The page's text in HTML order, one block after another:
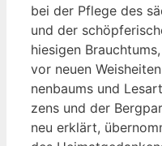
bei der Pfle­ge des
und der
hie­si­gen
vor neu­en
nen­baums und
zens und der
neu erklärt,